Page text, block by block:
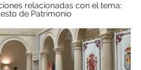
relacionadas con el tema:
de Patrimonio